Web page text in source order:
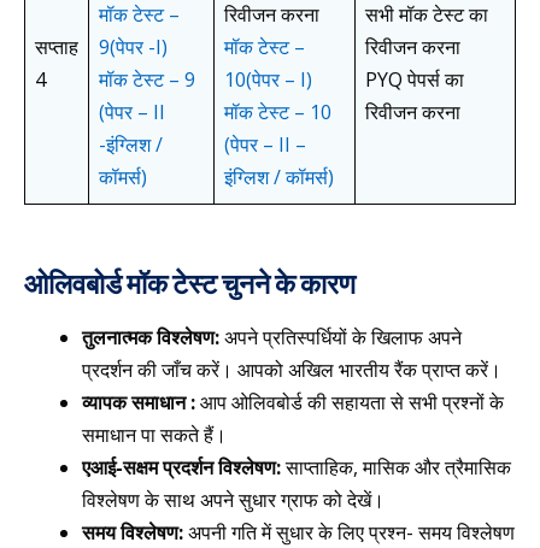
सप्ताह
4
मॉक टेस्ट –
9(पेपर -I)
मॉक टेस्ट – 9
(पेपर – II
-इंग्लिश /
कॉमर्स)
रिवीजन करना
मॉक टेस्ट –
10(पेपर – I)
मॉक टेस्ट – 10
(पेपर – II –
इंग्लिश / कॉमर्स)
सभी मॉक टेस्ट का
रिवीजन करना
PYQ पेपर्स का
रिवीजन करना
ओलिवबोर्ड मॉक टेस्ट चुनने के कारण
तुलनात्मक विश्लेषण:अपने प्रतिस्पर्धियों के खिलाफ अपने
प्रदर्शन की जाँच करें। आपको अखिल भारतीय रैंक प्राप्त करें।
व्यापक समाधान :आप ओलिवबोर्ड की सहायता से सभी प्रश्नों के
समाधान पा सकते हैं।
एआई-सक्षम प्रदर्शन विश्लेषण:साप्ताहिक, मासिक और त्रैमासिक
विश्लेषण के साथ अपने सुधार ग्राफ को देखें।
समय विश्लेषण:अपनी गति में सुधार के लिए प्रश्न- समय विश्लेषण